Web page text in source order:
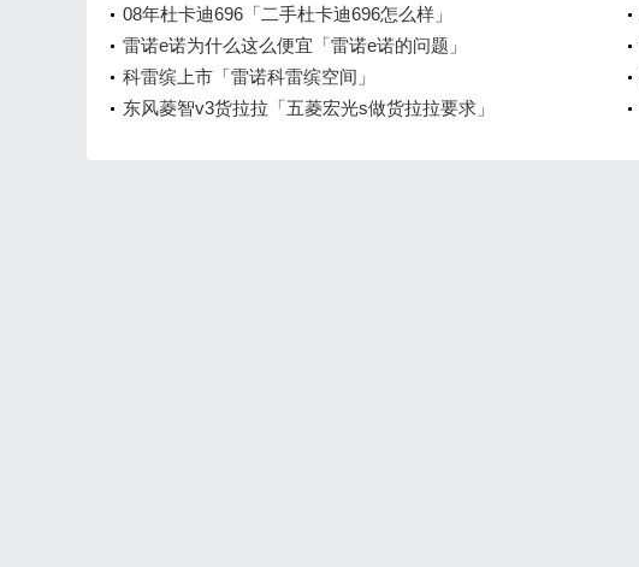
08年杜卡迪696「二手杜卡迪696怎么样」
雷诺e诺为什么这么便宜「雷诺e诺的问题」
科雷缤上市「雷诺科雷缤空间」
东风菱智v3货拉拉「五菱宏光s做货拉拉要求」